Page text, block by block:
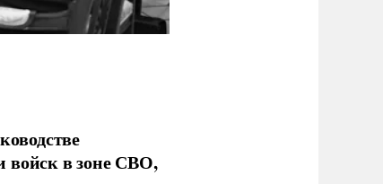
войск в зоне СВО,